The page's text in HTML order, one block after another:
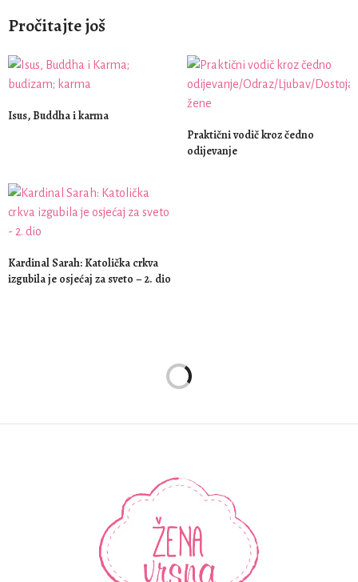
Pročitajte još
Isus, Buddha i karma
Praktični vodič kroz čedno
odijevanje
Kardinal Sarah: Katolička crkva
izgubila je osjećaj za sveto – 2. dio